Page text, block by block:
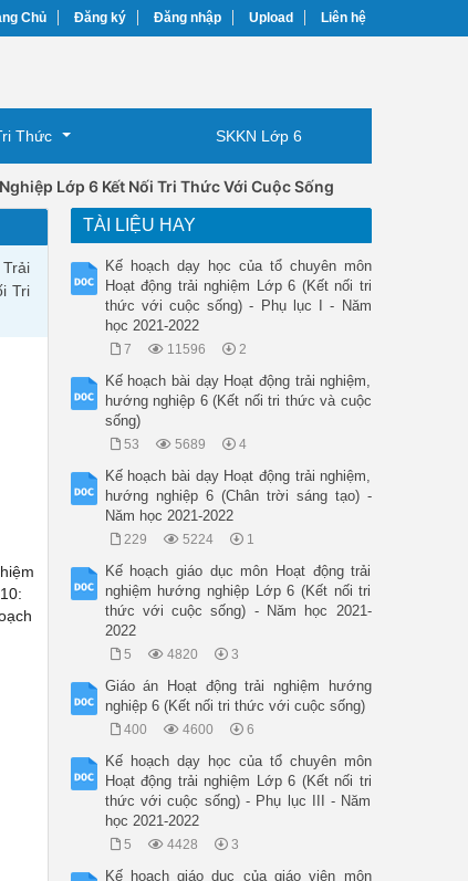
Chủ Đăng ký Đăng nhập Upload Liên hệ
Thức SKKN Lớp 6
Lớp 6 Kết Nối Tri Thức Với Cuộc Sống
Tri
TÀI LIỆU HAY
Kế hoạch dạy học của tổ chuyên môn
Hoạt động trải nghiệm Lớp 6 (Kết nối tri
thức với cuộc sống) - Phụ lục I - Năm
học 2021-2022
7 11596 2
Kế hoạch bài dạy Hoạt động trải nghiệm,
hướng nghiệp 6 (Kết nối tri thức và cuộc
sống)
53 5689 4
Kế hoạch bài dạy Hoạt động trải nghiệm,
hướng nghiệp 6 (Chân trời sáng tạo) -
Năm học 2021-2022
229 5224 1
Kế hoạch giáo dục môn Hoạt động trải
nghiệm hướng nghiệp Lớp 6 (Kết nối tri
thức với cuộc sống) - Năm học 2021-
2022
5 4820 3
Giáo án Hoạt động trải nghiệm hướng
nghiệp 6 (Kết nối tri thức với cuộc sống)
400 4600 6
Kế hoạch dạy học của tổ chuyên môn
Hoạt động trải nghiệm Lớp 6 (Kết nối tri
thức với cuộc sống) - Phụ lục III - Năm
học 2021-2022
5 4428 3
Kế hoạch giáo dục của giáo viên môn